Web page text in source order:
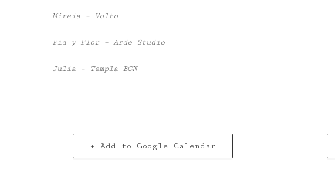
Mireia – Volto
Pia y Flor – Arde Studio
Julia – Templa BCN
+ Add to Google Calendar